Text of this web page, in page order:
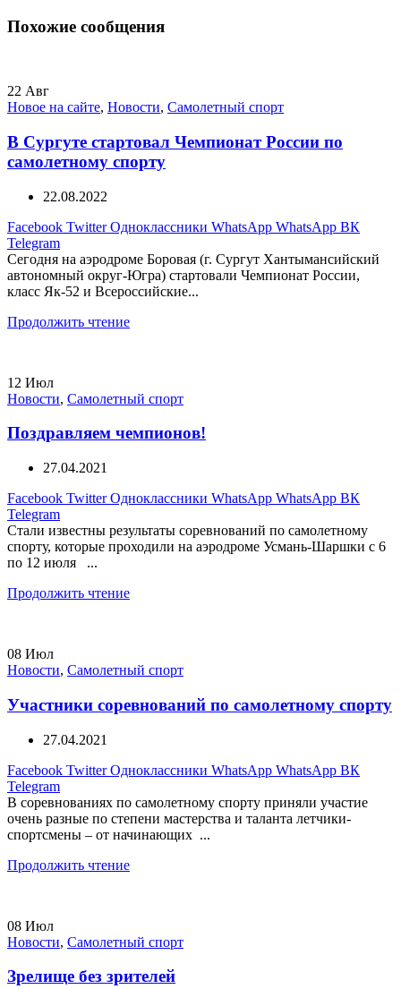
Похожие сообщения
22 Авг
Новое на сайте, Новости, Самолетный спорт
В Сургуте стартовал Чемпионат России по
самолетному спорту
22.08.2022
Facebook Twitter Одноклассники WhatsApp WhatsApp ВК
Telegram
Сегодня на аэродроме Боровая (г. Сургут Хантымансийский
автономный округ-Югра) стартовали Чемпионат России,
класс Як-52 и Всероссийские...
Продолжить чтение
12 Июл
Новости, Самолетный спорт
Поздравляем чемпионов!
27.04.2021
Facebook Twitter Одноклассники WhatsApp WhatsApp ВК
Telegram
Стали известны результаты соревнований по самолетному
спорту, которые проходили на аэродроме Усмань-Шаршки с 6
по 12 июля ...
Продолжить чтение
08 Июл
Новости, Самолетный спорт
Участники соревнований по самолетному спорту
27.04.2021
Facebook Twitter Одноклассники WhatsApp WhatsApp ВК
Telegram
В соревнованиях по самолетному спорту приняли участие
очень разные по степени мастерства и таланта летчики-
спортсмены – от начинающих ...
Продолжить чтение
08 Июл
Новости, Самолетный спорт
Зрелище без зрителей